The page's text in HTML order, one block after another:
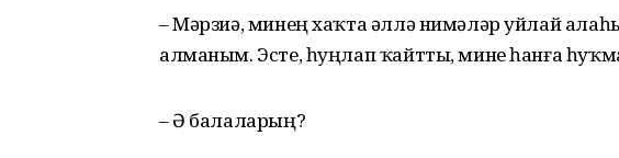
– Мәрзиә, минең хаҡта әллә нимәләр уйлай
алманым. Эсте, һуңлап ҡайтты, мине һанға
– Ә балаларың?